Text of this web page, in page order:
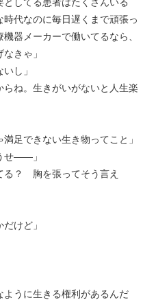
代なのに毎日遅くまで頑張っ
器メーカーで働いてるなら、
きゃ」
し」
らね。生きがいがないと人生楽
足できない生き物ってこと」
せ――」
る？ 胸を張ってそう言え
けど」
ように生きる権利があるんだ